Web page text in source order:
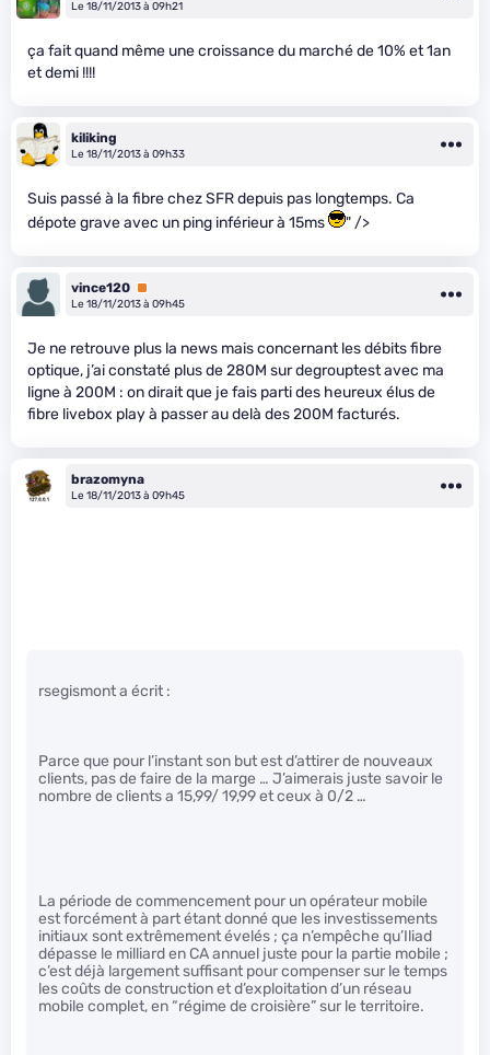
Le 18/11/2013 à 09h21
ça fait quand même une croissance du marché de 10% et 1an
et demi !!!!
kiliking
Le 18/11/2013 à 09h33
Suis passé à la fibre chez SFR depuis pas longtemps. Ca
dépote grave avec un ping inférieur à 15ms
" />
vince120 Premium
Le 18/11/2013 à 09h45
Je ne retrouve plus la news mais concernant les débits fibre
optique, j’ai constaté plus de 280M sur degrouptest avec ma
ligne à 200M : on dirait que je fais parti des heureux élus de
fibre livebox play à passer au delà des 200M facturés.
brazomyna
Le 18/11/2013 à 09h45
rsegismont a écrit :
Parce que pour l’instant son but est d’attirer de nouveaux
clients, pas de faire de la marge … J’aimerais juste savoir le
nombre de clients a 15,99/ 19,99 et ceux à 0/2 …
La période de commencement pour un opérateur mobile
est forcément à part étant donné que les investissements
initiaux sont extrêmement évelés ; ça n’empêche qu’Iliad
dépasse le milliard en CA annuel juste pour la partie mobile ;
c’est déjà largement suffisant pour compenser sur le temps
les coûts de construction et d’exploitation d’un réseau
mobile complet, en “régime de croisière” sur le territoire.